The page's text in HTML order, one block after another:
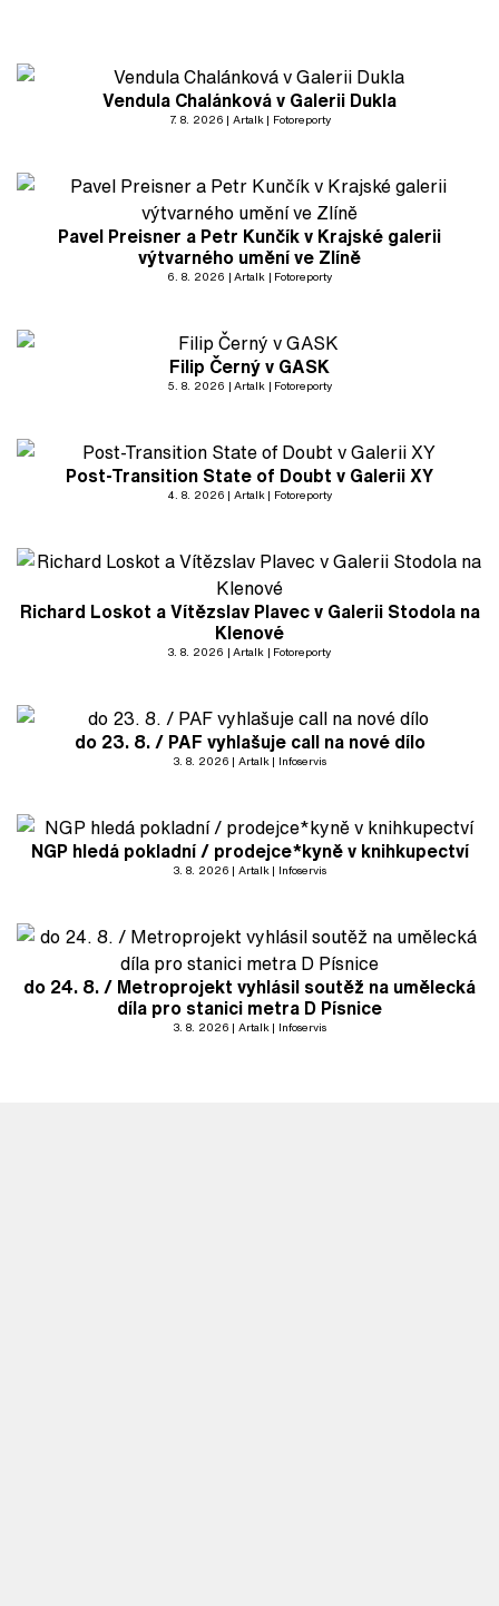
Vendula Chalánková v Galerii Dukla
7. 8. 2026 Artalk Fotoreporty
Pavel Preisner a Petr Kunčík v Krajské galerii
výtvarného umění ve Zlíně
6. 8. 2026 Artalk Fotoreporty
Filip Černý v GASK
5. 8. 2026 Artalk Fotoreporty
Post-Transition State of Doubt v Galerii XY
4. 8. 2026 Artalk Fotoreporty
Richard Loskot a Vítězslav Plavec v Galerii Stodola na
Klenové
3. 8. 2026 Artalk Fotoreporty
do 23. 8. / PAF vyhlašuje call na nové dílo
3. 8. 2026 Artalk Infoservis
NGP hledá pokladní / prodejce*kyně v knihkupectví
3. 8. 2026 Artalk Infoservis
do 24. 8. / Metroprojekt vyhlásil soutěž na umělecká
díla pro stanici metra D Písnice
3. 8. 2026 Artalk Infoservis